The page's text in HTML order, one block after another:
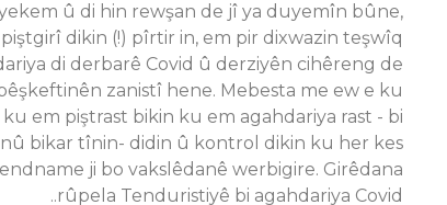
û di hin rewşan de jî ya duyemîn bûne,
dikin (!) pîrtir in, em pir dixwazin teşwîq
di derbarê Covid û derziyên cihêreng de
zanistî hene. Mebesta me ew e ku
em piştrast bikin ku em agahdariya rast - bi
bikar tînin- didin û kontrol dikin ku her kes
ji bo vakslêdanê werbigire. Girêdana
rûpela Tenduristiyê bi agahdariya Covid..